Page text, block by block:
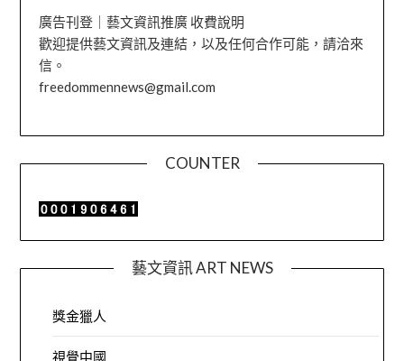
廣告刊登｜藝文資訊推廣 收費說明
歡迎提供藝文資訊及連結，以及任何合作可能，請洽來
信。
freedommennews@gmail.com
COUNTER
藝文資訊 ART NEWS
獎金獵人
視覺中國